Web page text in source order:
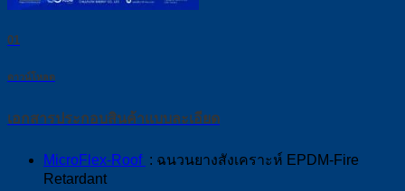
01
ดาวน์โหลด
เอกสารประกอบสินค้าแบบละเอียด
MicroFlex-Roof : ฉนวนยางสังเคราะห์ EPDM-Fire
Retardant